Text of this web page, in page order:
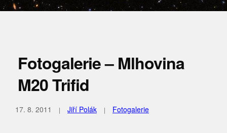
Fotogalerie – Mlhovina
M20 Trifid
17. 8. 2011 Jiří Polák Fotogalerie